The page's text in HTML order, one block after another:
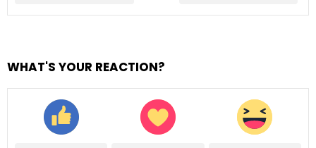
WHAT'S YOUR REACTION?